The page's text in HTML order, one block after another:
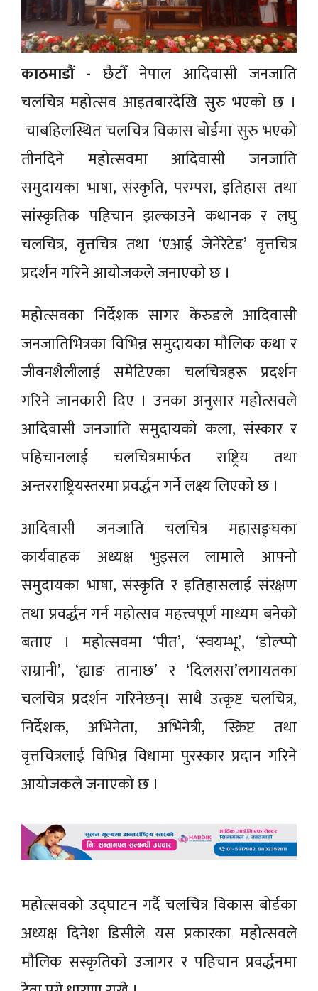
काठमाडौं - छैटौँ नेपाल आदिवासी जनजाति
चलचित्र महोत्सव आइतबारदेखि सुरु भएको छ ।
चाबहिलस्थित चलचित्र विकास बोर्डमा सुरु भएको
तीनदिने महोत्सवमा आदिवासी जनजाति
समुदायका भाषा, संस्कृति, परम्परा, इतिहास तथा
सांस्कृतिक पहिचान झल्काउने कथानक र लघु
चलचित्र, वृत्तचित्र तथा ‘एआई जेनेरेटेड’ वृत्तचित्र
प्रदर्शन गरिने आयोजकले जनाएको छ ।
महोत्सवका निर्देशक सागर केरुङले आदिवासी
जनजातिभित्रका विभिन्न समुदायका मौलिक कथा र
जीवनशैलीलाई समेटिएका चलचित्रहरू प्रदर्शन
गरिने जानकारी दिए । उनका अनुसार महोत्सवले
आदिवासी जनजाति समुदायको कला, संस्कार र
पहिचानलाई चलचित्रमार्फत राष्ट्रिय तथा
अन्तरराष्ट्रियस्तरमा प्रवर्द्धन गर्ने लक्ष्य लिएको छ ।
आदिवासी जनजाति चलचित्र महासङ्घका
कार्यवाहक अध्यक्ष भुइसल लामाले आफ्नो
समुदायका भाषा, संस्कृति र इतिहासलाई संरक्षण
तथा प्रवर्द्धन गर्न महोत्सव महत्त्वपूर्ण माध्यम बनेको
बताए । महोत्सवमा ‘पीत’, ‘स्वयम्भू’, ‘डोल्प्पो
राम्रानी’, ‘ह्याङ तानाछ’ र ‘दिलसरा’लगायतका
चलचित्र प्रदर्शन गरिनेछन्। साथै उत्कृष्ट चलचित्र,
निर्देशक, अभिनेता, अभिनेत्री, स्क्रिप्ट तथा
वृत्तचित्रलाई विभिन्न विधामा पुरस्कार प्रदान गरिने
आयोजकले जनाएको छ ।
महोत्सवको उद्घाटन गर्दै चलचित्र विकास बोर्डका
अध्यक्ष दिनेश डिसीले यस प्रकारका महोत्सवले
मौलिक सस्कृतिको उजागर र पहिचान प्रवर्द्धनमा